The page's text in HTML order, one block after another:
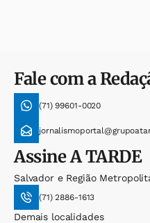
Fale com a
(71) 99601-0020
AssineA TARDE
Salvador e Região
(71) 2886-1613
Demais localidades